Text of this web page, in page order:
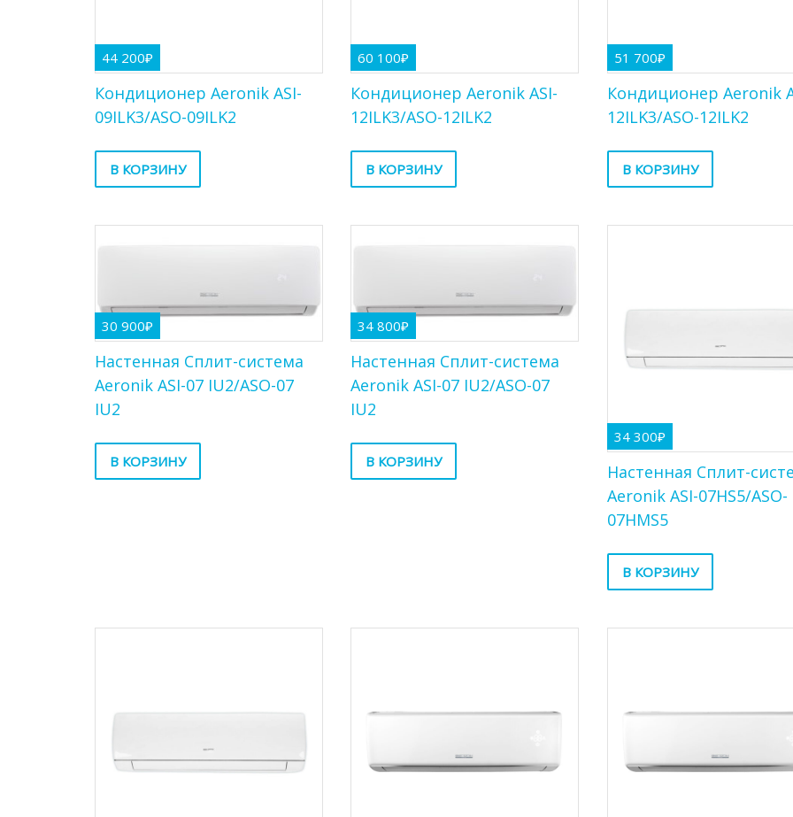
44 200₽
Кондиционер Aeronik ASI-
09ILK3/ASO-09ILK2
В КОРЗИНУ
60 100₽
Кондиционер Aeronik ASI-
12ILK3/ASO-12ILK2
В КОРЗИНУ
51 700₽
Кондиционер Aeronik
12ILK3/ASO-12ILK2
В КОРЗИНУ
30 900₽
Настенная Сплит-система
Aeronik ASI-07 IU2/ASO-07
IU2
В КОРЗИНУ
34 800₽
Настенная Сплит-система
Aeronik ASI-07 IU2/ASO-07
IU2
В КОРЗИНУ
34 300₽
Настенная Сплит-
Aeronik ASI-07HS5/ASO-
07HMS5
В КОРЗИНУ